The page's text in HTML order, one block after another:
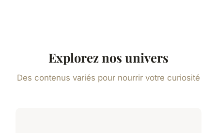
Explorez nos univers
Des contenus variés pour nourrir votre curiosité